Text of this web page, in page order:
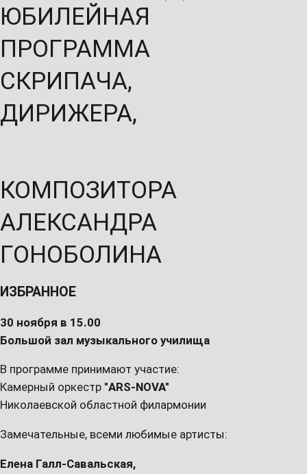
ЮБИЛЕЙНАЯ
ПРОГРАММА
СКРИПАЧА,
ДИРИЖЕРА,
КОМПОЗИТОРА
АЛЕКСАНДРА
ГОНОБОЛИНА
ИЗБРАННОЕ
30 ноября в 15.00
Большой зал музыкального училища
В программе принимают участие:
Камерный оркестр "ARS-NOVA"
Николаевской областной филармонии
Замечательные, всеми любимые артисты:
Елена Галл-Савальская,